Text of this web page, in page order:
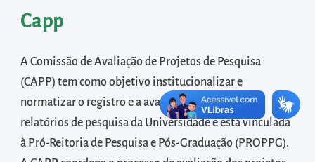
diretamente
as
Capp
A Comissão de Avaliação de Projetos de Pesquisa
(CAPP) tem como objetivo institucionalizar e
normatizar o registro e a avaliação de projetos e
relatórios de pesquisa da Universidade e está vinculada
à Pró-Reitoria de Pesquisa e Pós-Graduação (PROPPG).